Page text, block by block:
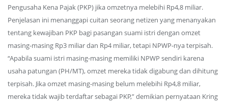
Pengusaha Kena Pajak (PKP) jika omzetnya melebihi Rp4,8 miliar.
Penjelasan ini menanggapi cuitan seorang netizen yang menanyakan
tentang kewajiban PKP bagi pasangan suami istri dengan omzet
masing-masing Rp3 miliar dan Rp4 miliar, tetapi NPWP-nya terpisah.
“Apabila suami istri masing-masing memiliki NPWP sendiri karena
usaha patungan (PH/MT), omzet mereka tidak digabung dan dihitung
terpisah. Jika omzet masing-masing belum melebihi Rp4,8 miliar,
mereka tidak wajib terdaftar sebagai PKP,” demikian pernyataan Kring